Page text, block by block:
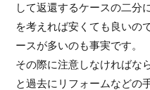
して返還するケースの二分
を考えれば安くても良いの
ースが多いのも事実です。
その際に注意しなければな
と過去にリフォームなどの